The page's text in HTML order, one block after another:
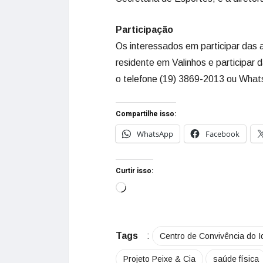
Participação
Os interessados em participar das
residente em Valinhos e participar
o telefone (19) 3869-2013 ou
Compartilhe isso:
WhatsApp
Facebook
Curtir isso:
Tags : Centro de Convivência do
Projeto Peixe & Cia saúde física